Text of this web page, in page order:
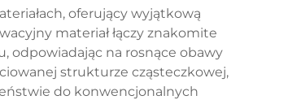
oferujący wyjątkową
materiał łączy znakomite
odpowiadając na rosnące obawy
strukturze cząsteczkowej,
do konwencjonalnych